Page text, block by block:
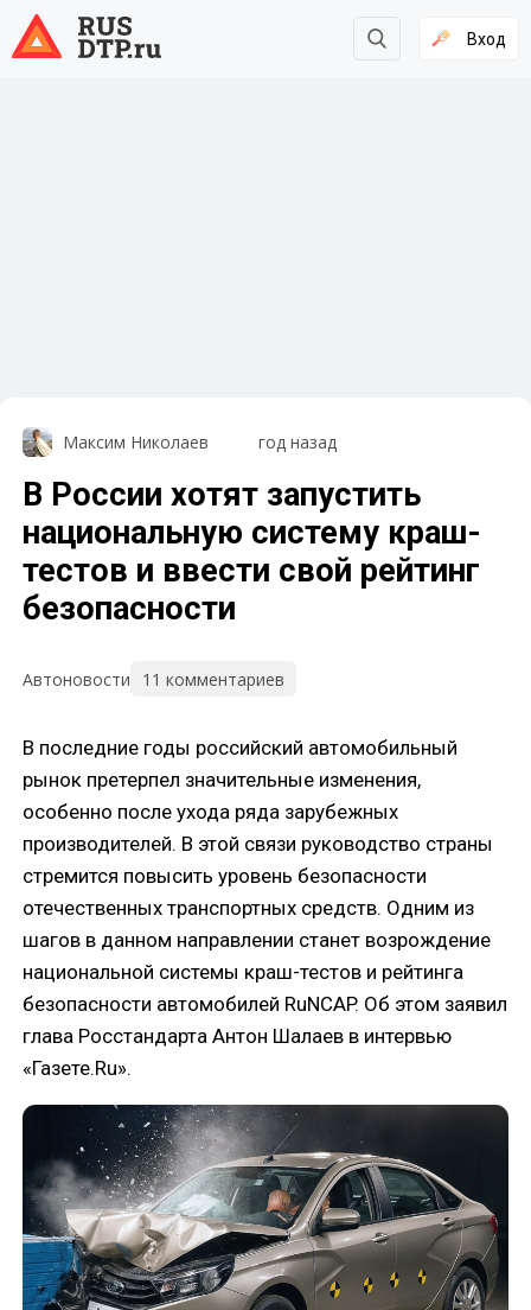
Вход
Максим Николаев год назад
В России хотят запустить
национальную систему краш-
тестов и ввести свой рейтинг
безопасности
Автоновости 11 комментариев
В последние годы российский автомобильный
рынок претерпел значительные изменения,
особенно после ухода ряда зарубежных
производителей. В этой связи руководство страны
стремится повысить уровень безопасности
отечественных транспортных средств. Одним из
шагов в данном направлении станет возрождение
национальной системы краш-тестов и рейтинга
безопасности автомобилей RuNCAP. Об этом заявил
глава Росстандарта Антон Шалаев в интервью
«Газете.Ru».